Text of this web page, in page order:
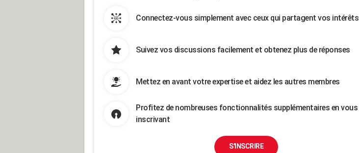
Connectez-vous simplement avec ceux qui partagent vos intérêts
Suivez vos discussions facilement et obtenez plus de réponses
Mettez en avant votre expertise et aidez les autres membres
Profitez de nombreuses fonctionnalités supplémentaires en vous
inscrivant
S'INSCRIRE